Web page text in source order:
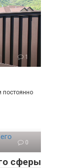
1
постоянно
0
сферы